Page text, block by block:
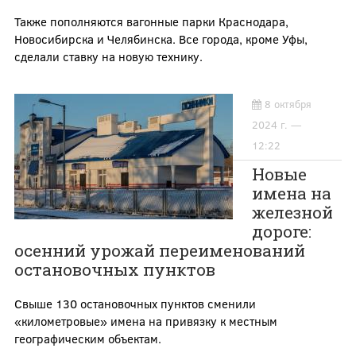
Также пополняются вагонные парки Краснодара,
Новосибирска и Челябинска. Все города, кроме Уфы,
сделали ставку на новую технику.
8 октября
2024 г. —
12:22
Новые
имена на
железной
дороге:
осенний урожай переименований
остановочных пунктов
Свыше 130 остановочных пунктов сменили
«километровые» имена на привязку к местным
географическим объектам.